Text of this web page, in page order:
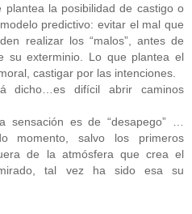
plantea la posibilidad de castigo o
predictivo: evitar el mal que
realizar los “malos”, antes de
su exterminio. Lo que plantea el
castigar por las intenciones.
dicho…es difícil abrir caminos
es de “desapego” …
momento, salvo los primeros
de la atmósfera que crea el
tal vez ha sido esa su